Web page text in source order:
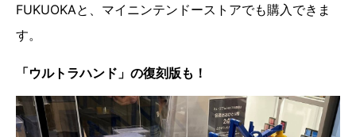
FUKUOKAと、マイニンテンドーストアでも購入できま
す。
「ウルトラハンド」の復刻版も！